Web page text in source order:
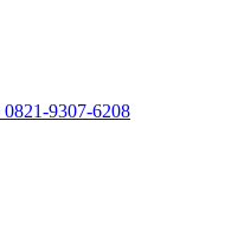
9307-6208